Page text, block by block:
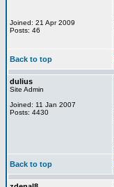
Joined: 21 Apr 2009
Posts: 46
Back to top
dulius
Site Admin
Joined: 11 Jan 2007
Posts: 4430
Back to top